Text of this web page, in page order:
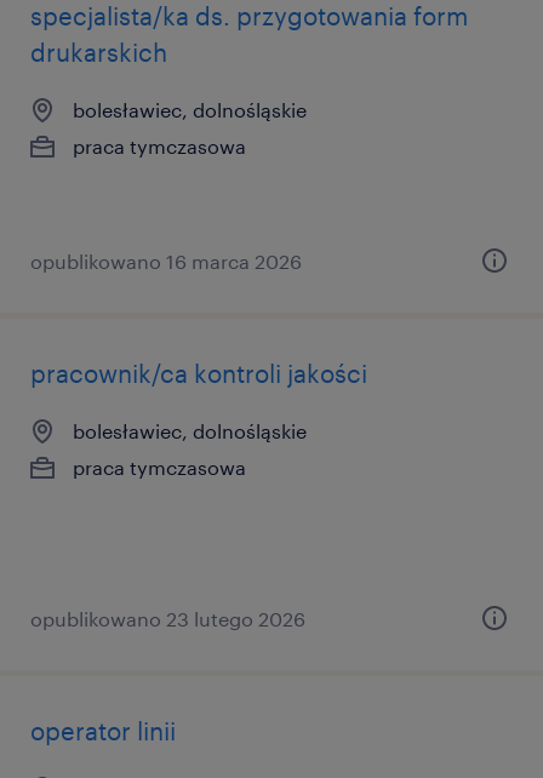
specjalista/ka ds. przygotowania form
drukarskich
bolesławiec, dolnośląskie
praca tymczasowa
opublikowano 16 marca 2026
pracownik/ca kontroli jakości
bolesławiec, dolnośląskie
praca tymczasowa
opublikowano 23 lutego 2026
operator linii